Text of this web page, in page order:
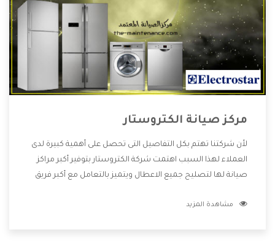
مركز صيانة الكتروستار
لأن شركتنا تهتم بكل التفاصيل التى تحصل على أهمية كبيرة لدى
العملاء لهذا السبب اهتمت شركة الكتروستار بتوفير أكبر مراكز
صيانة لها لتصليح جميع الاعطال ويتميز بالتعامل مع أكبر فريق
مكانتنا وعلى عملاءنا الكرام .
مشاهدة المزيد